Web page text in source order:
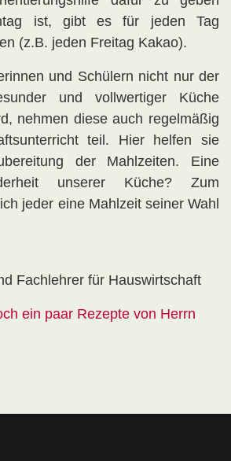
ist, gibt es für jeden Tag
(z.B. jeden Freitag Kakao).
und Schülern nicht nur der
und vollwertiger Küche
nehmen diese auch regelmäßig
teil. Hier helfen sie
der Mahlzeiten. Eine
unserer Küche? Zum
jeder eine Mahlzeit seiner Wahl
Fachlehrer für Hauswirtschaft
ein paar Rezepte von Herrn